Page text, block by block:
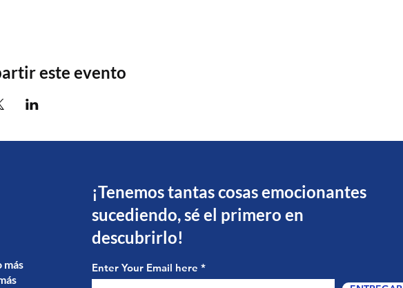
este evento
más
¡Tenemos tantas cosas emocionantes
sucediendo, sé el primero en
descubrirlo!
Enter Your Email here